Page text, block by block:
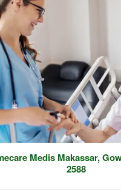
Medis Makassar,
2588